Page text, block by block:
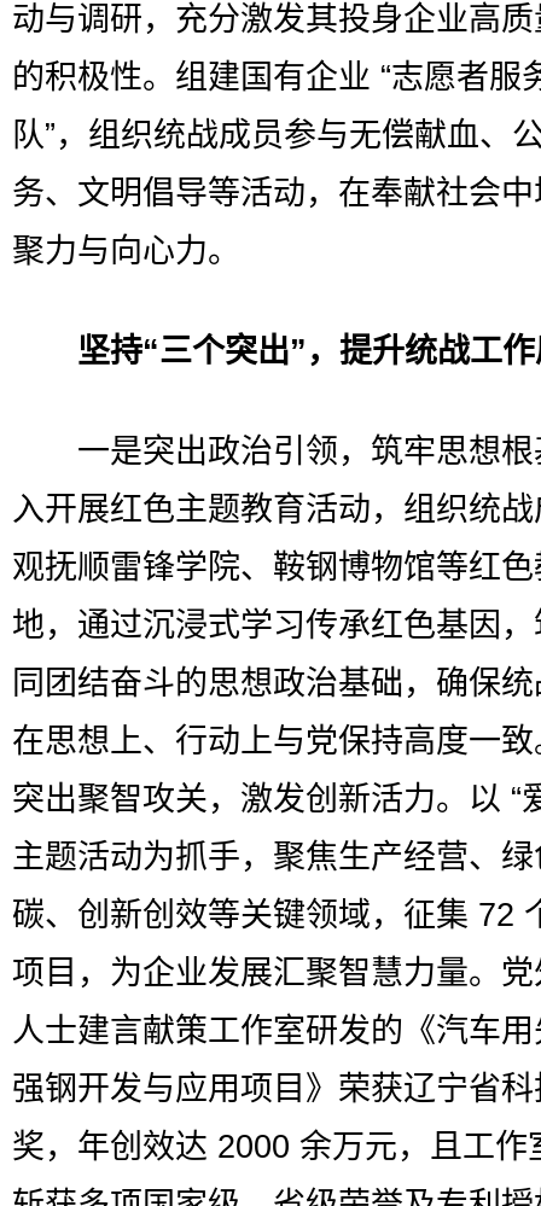
动与调研，充分激发其投身企业高
的积极性。组建国有企业 “志愿者服
队”，组织统战成员参与无偿献血、
务、文明倡导等活动，在奉献社会
聚力与向心力。
坚持“三个突出”，提升统战工
一是突出政治引领，筑牢思想根
入开展红色主题教育活动，组织统
观抚顺雷锋学院、鞍钢博物馆等红
地，通过沉浸式学习传承红色基因
同团结奋斗的思想政治基础，确保
在思想上、行动上与党保持高度一
突出聚智攻关，激发创新活力。以 “
主题活动为抓手，聚焦生产经营、
碳、创新创效等关键领域，征集 72
项目，为企业发展汇聚智慧力量。
人士建言献策工作室研发的《汽车
强钢开发与应用项目》荣获辽宁省
奖，年创效达 2000 余万元，且工作